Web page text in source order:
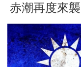
赤潮再度來